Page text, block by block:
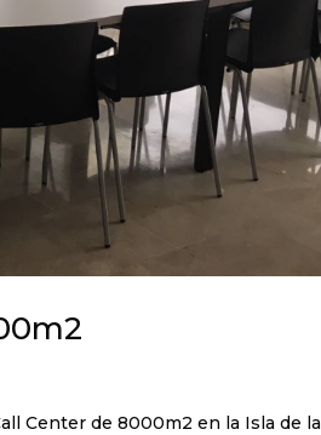
Center de 8000m2 en la Isla de la